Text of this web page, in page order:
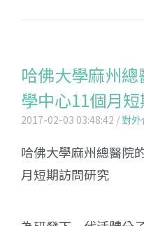
哈佛大學麻州
學中心11個月
2017-02-03 03:48:42 / 對
哈佛大學麻州總醫院
月短期訪問研究